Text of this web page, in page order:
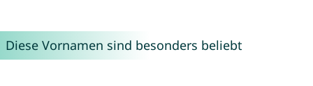
Diese Vornamen sind besonders beliebt